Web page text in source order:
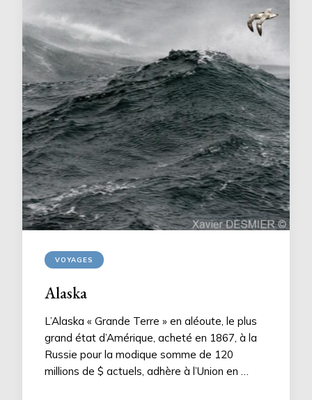
VOYAGES
Alaska
L’Alaska « Grande Terre » en aléoute, le plus
grand état d’Amérique, acheté en 1867, à la
Russie pour la modique somme de 120
millions de $ actuels, adhère à l’Union en …